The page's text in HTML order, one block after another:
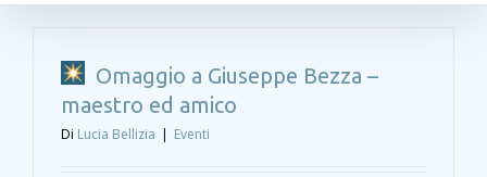
Omaggio a Giuseppe Bezza –
maestro ed amico
Di Lucia Bellizia | Eventi